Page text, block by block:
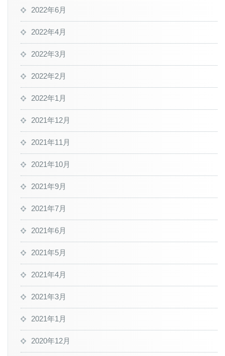
2022年6月
2022年4月
2022年3月
2022年2月
2022年1月
2021年12月
2021年11月
2021年10月
2021年9月
2021年7月
2021年6月
2021年5月
2021年4月
2021年3月
2021年1月
2020年12月